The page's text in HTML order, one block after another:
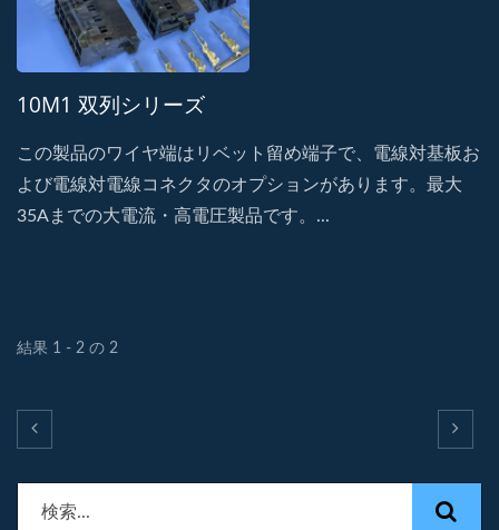
10M1 双列シリーズ
この製品のワイヤ端はリベット留め端子で、電線対基板お
よび電線対電線コネクタのオプションがあります。最大
35Aまでの大電流・高電圧製品です。...
結果 1 - 2 の 2